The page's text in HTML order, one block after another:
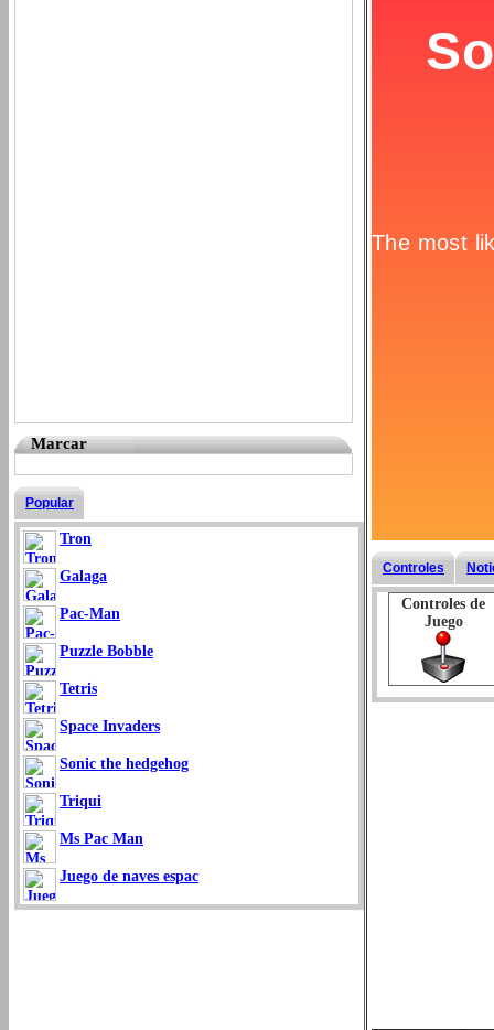
Marcar
Popular
Tron
Galaga
Pac-Man
Puzzle Bobble
Tetris
Space Invaders
Sonic the hedgehog
Triqui
Ms Pac Man
Juego de naves espac
Controles
Controles de
Juego